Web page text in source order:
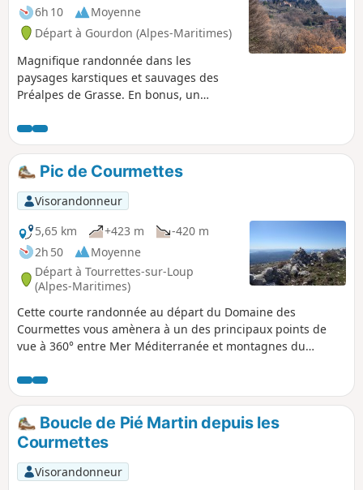
6h 10
Moyenne
Départ à Gourdon (Alpes-Maritimes)
Magnifique randonnée dans les
paysages karstiques et sauvages des
Préalpes de Grasse. En bonus, un
conservée.
Pic de Courmettes
Visorandonneur
5,65 km
+423 m
-420 m
2h 50
Moyenne
Départ à Tourrettes-sur-Loup
(Alpes-Maritimes)
Cette courte randonnée au départ du Domaine des
Courmettes vous amènera à un des principaux points de
vue à 360° entre Mer Méditerranée et montagnes du
Boucle de Pié Martin depuis les
Courmettes
Visorandonneur